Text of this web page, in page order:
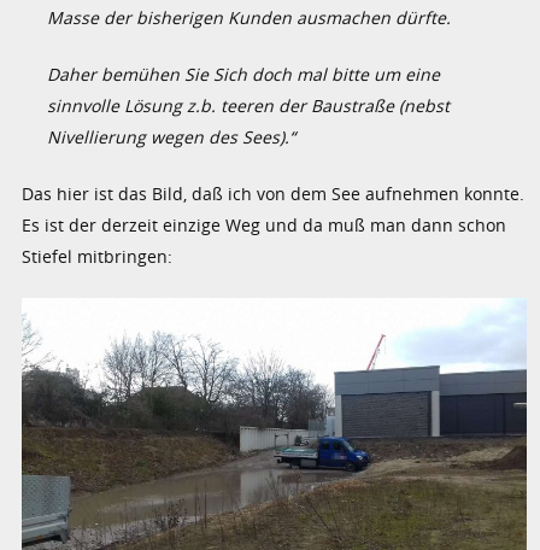
Masse der bisherigen Kunden ausmachen dürfte.
Daher bemühen Sie Sich doch mal bitte um eine
sinnvolle Lösung z.b. teeren der Baustraße (nebst
Nivellierung wegen des Sees).“
Das hier ist das Bild, daß ich von dem See aufnehmen konnte.
Es ist der derzeit einzige Weg und da muß man dann schon
Stiefel mitbringen: